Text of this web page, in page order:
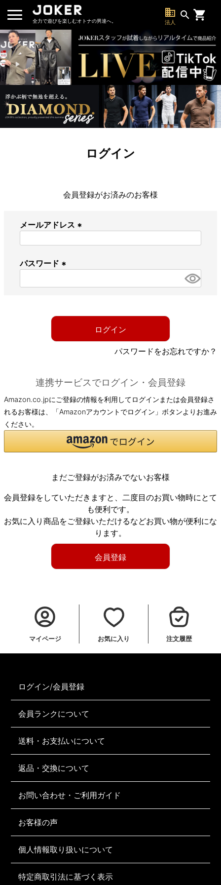
全力で遊びを楽しむオトナの男達へ。
business
法人
search
ログイン
会員登録がお済みのお客様
メールアドレス
パスワード
必
ログイン
パスワードをお忘れですか？
連携サービスでログイン・会員登録
Amazon.co.jpにご登録の情報を利用してログインまたは会員登録さ
れるお客様は、「Amazonアカウントでログイン」ボタンよりお進み
ください。
まだご登録がお済みでないお客様
会員登録をしていただきますと、二度目のお買い物時にとて
も便利です。
お気に入り商品をご登録いただけるなどお買い物が便利にな
ります。
会員登録
マイページ お気に入り 注文履歴
ログイン/会員登録
会員ランクについて
送料・お支払いについて
返品・交換について
お問い合わせ・ご利用ガイド
お客様の声
個人情報取り扱いについて
特定商取引法に基づく表示